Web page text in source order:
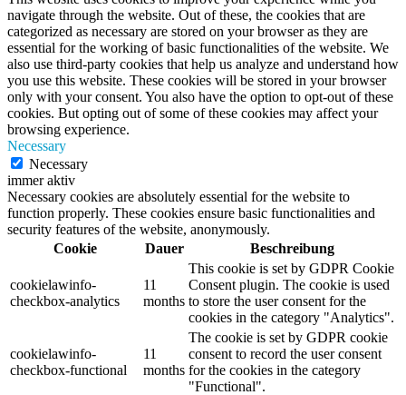
navigate through the website. Out of these, the cookies that are
categorized as necessary are stored on your browser as they are
essential for the working of basic functionalities of the website. We
also use third-party cookies that help us analyze and understand how
you use this website. These cookies will be stored in your browser
only with your consent. You also have the option to opt-out of these
cookies. But opting out of some of these cookies may affect your
browsing experience.
Necessary
Necessary
immer aktiv
Necessary cookies are absolutely essential for the website to
function properly. These cookies ensure basic functionalities and
security features of the website, anonymously.
Cookie
Dauer Beschreibung
cookielawinfo-
checkbox-analytics
11
months
This cookie is set by GDPR Cookie
Consent plugin. The cookie is used
to store the user consent for the
cookies in the category "Analytics".
cookielawinfo-
checkbox-functional
11
months
The cookie is set by GDPR cookie
consent to record the user consent
for the cookies in the category
"Functional".